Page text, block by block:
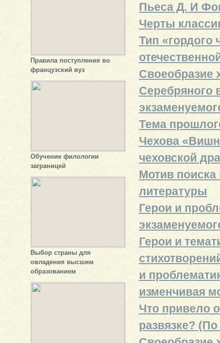
Правила поступления во
французский вуз
Обучение филологии
заграницей
Выбор страны для
овладения высшим
образованием
Пьеса Д. И
Черты
Тип «гордого
Своеобразие
Серебряного
Тема
Чехова
чеховской
Мотив поиска
литературы
Герои и
Герои и
и
изменчивая
Что привело
развязке?